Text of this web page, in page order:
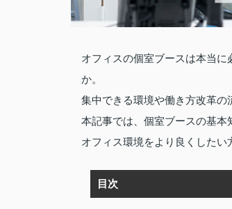
オフィスの個室ブースは本当
か。
集中できる環境や働き方改革の
本記事では、個室ブースの基本
オフィス環境をより良くしたい
目次